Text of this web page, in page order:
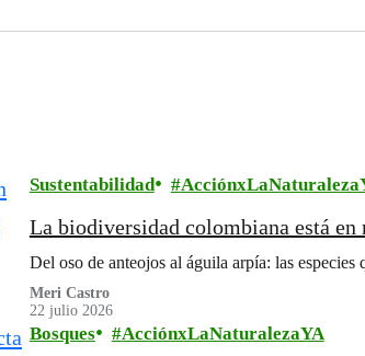
Sustentabilidad
La biodiversidad colombiana está
Del oso de anteojos al águila arpía: las especies
Meri Castro
22 julio 2026
Bosques AcciónxLaNaturalezaYA